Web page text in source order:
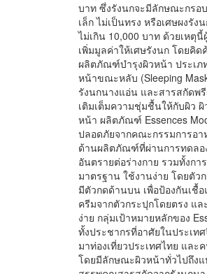
บาท ซึ่งรังนกจะมีลักษณะกรอ
เล็ก ไม่เป็นทรง หรือเศษผงรั
ไม่เกิน 10,000 บาท ด้วยเหตุ
เพิ่มมูลค่าให้เศษรังนก โดยคิ
ผลิตภัณฑ์บำรุงผิวหน้า ประเภ
หน้าขณะหลับ (Sleeping
รังนกนางแอ่น และสารสกัดพ
เติมเต็มความชุ่มชื้นให้กับผิว
หน้า ผลิตภัณฑ์ Essences
ปลอดภัยจากคณะกรรมการอ
ด้านผลิตภัณฑ์ที่ผ่านการทดลอ
อันตรายต่อร่างกาย รวมทั้งก
มาตรฐาน ใช้งานง่าย โดยตั
มีตัวกดด้านบน เพื่อป้องกันเชื้
ครีมจากตัวกระปุกโดยตรง แ
ง่าย กลุ่มเป้าหมายหลักของ
ทั้งประชากรที่อาศัยในประเท
มาท่องเที่ยวประเทศไทย แล
โดยมีลักษณะผิวหน้าทั่วไปถึง